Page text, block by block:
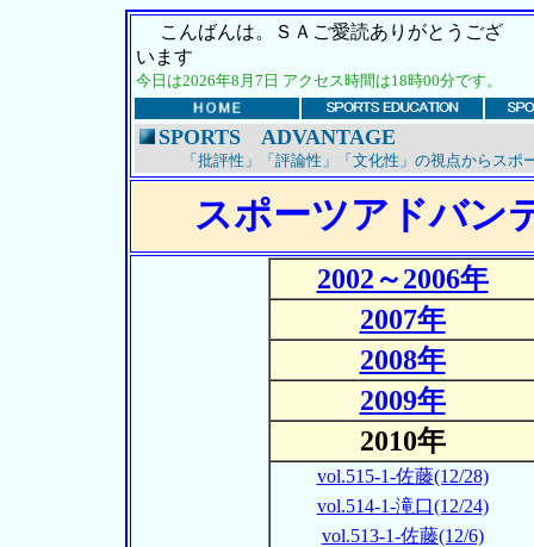
こんばんは。ＳＡご愛読ありがとうござ
います
今日は2026年8月7日 アクセス時間は18時00分です。
SPORTS ADVANTAGE
「批評性」「評論性」「文化性」の視点からスポ
スポーツアドバン
2002～2006年
2007年
2008年
2009年
2010年
vol.515-1-佐藤(12/28)
vol.514-1-滝口(12/24)
vol.513-1-佐藤(12/6)